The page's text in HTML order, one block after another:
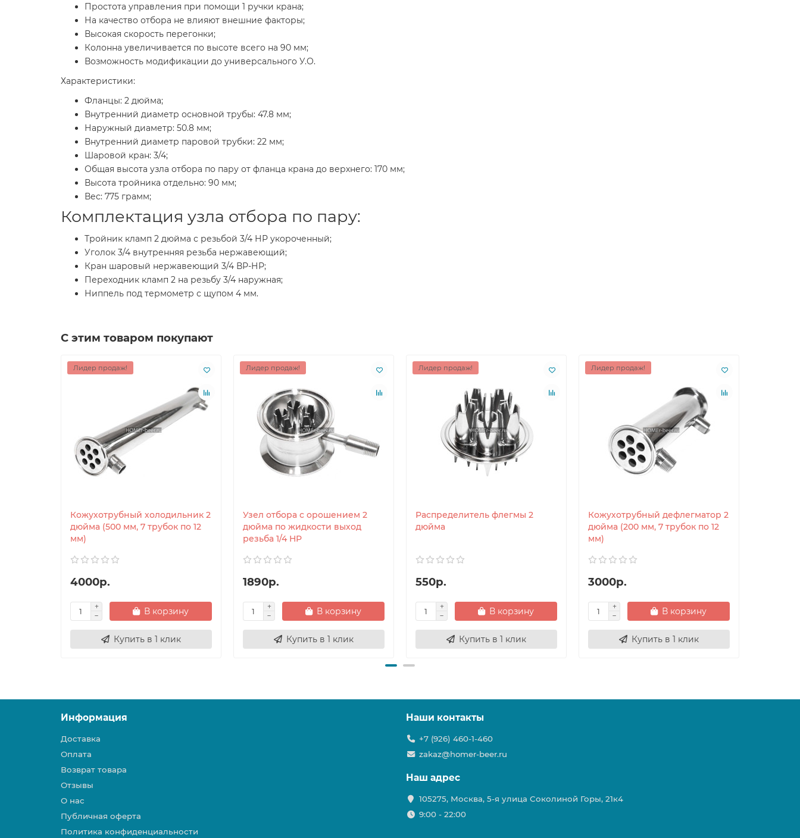
Простота управления при помощи 1 ручки крана;
На качество отбора не влияют внешние факторы;
Высокая скорость перегонки;
Колонна увеличивается по высоте всего на 90 мм;
Возможность модификации до универсального У.О.
Характеристики:
Фланцы: 2 дюйма;
Внутренний диаметр основной трубы: 47.8 мм;
Наружный диаметр: 50.8 мм;
Внутренний диаметр паровой трубки: 22 мм;
Шаровой кран: 3/4;
Общая высота узла отбора по пару от фланца крана до верхнего: 170 мм;
Высота тройника отдельно: 90 мм;
Вес: 775 грамм;
Комплектация узла отбора по пару:
Тройник кламп 2 дюйма с резьбой 3/4 НР укороченный;
Уголок 3/4 внутренняя резьба нержавеющий;
Кран шаровый нержавеющий 3/4 ВР-НР;
Переходник кламп 2 на резьбу 3/4 наружная;
Ниппель под термометр с щупом 4 мм.
С этим товаром покупают
Лидер продаж!
Кожухотрубный холодильник 2
дюйма (500 мм, 7 трубок по 12
мм)
4000р.
В корзину
Купить в 1 клик
Лидер продаж!
Узел отбора с орошением 2
дюйма по жидкости выход
резьба 1/4 НР
1890р.
В корзину
Купить в 1 клик
Лидер продаж!
Распределитель флегмы 2
дюйма
550р.
В корзину
Купить в 1 клик
Лидер продаж!
Кожухотрубный дефлегматор 2
дюйма (200 мм, 7 трубок по 12
мм)
3000р.
В корзину
Купить в 1 клик
Информация
Доставка
Оплата
Возврат товара
Отзывы
О нас
Публичная оферта
Политика конфиденциальности
Наши контакты
+7 (926) 460-1-460
zakaz@homer-beer.ru
Наш адрес
105275, Москва, 5-я улица Соколиной Горы, 21к4
9:00 - 22:00